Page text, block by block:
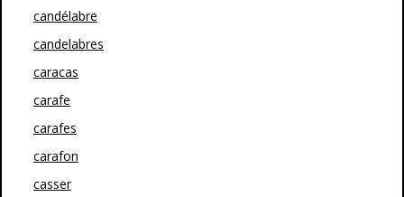
candélabre
candelabres
caracas
carafe
carafes
carafon
casser